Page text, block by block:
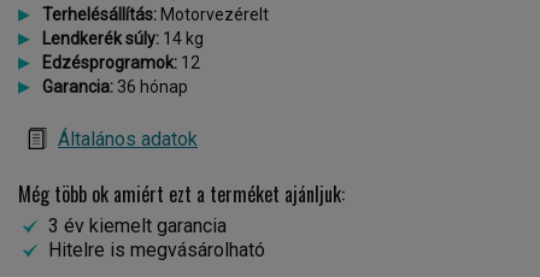
Terhelésállítás: Motorvezérelt
Lendkerék súly: 14 kg
Edzésprogramok: 12
Garancia: 36 hónap
Általános adatok
Még több ok amiért ezt a terméket ajánljuk:
3 év kiemelt garancia
Hitelre is megvásárolható